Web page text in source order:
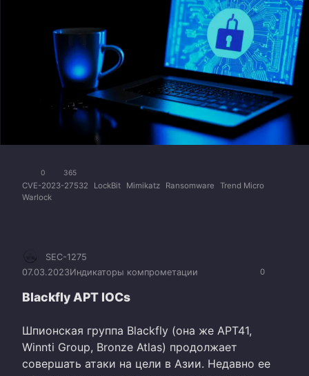
0 365
CVE-2023-27532 LockBit Mimikatz Ransomware
Trend Micro
Warlock
0
SEC-1275
07.03.2023Индикаторы компрометации
Blackfly APT IOCs
Шпионская группа Blackfly (она же APT41,
Winnti Group, Bronze Atlas) продолжает
совершать атаки на цели в Азии. Недавно ее